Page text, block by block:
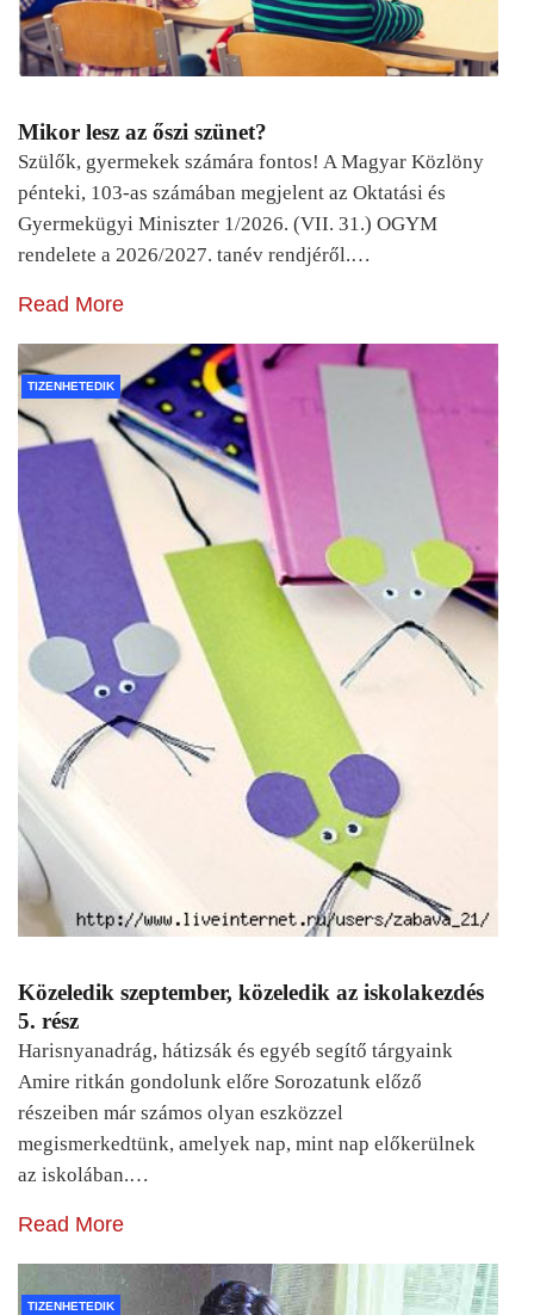
Mikor lesz az őszi szünet?
Szülők, gyermekek számára fontos! A Magyar Közlöny
pénteki, 103-as számában megjelent az Oktatási és
Gyermekügyi Miniszter 1/2026. (VII. 31.) OGYM
rendelete a 2026/2027. tanév rendjéről.…
Read More
TIZENHETEDIK
Közeledik szeptember, közeledik az iskolakezdés
5. rész
Harisnyanadrág, hátizsák és egyéb segítő tárgyaink
Amire ritkán gondolunk előre Sorozatunk előző
részeiben már számos olyan eszközzel
megismerkedtünk, amelyek nap, mint nap előkerülnek
az iskolában.…
Read More
TIZENHETEDIK